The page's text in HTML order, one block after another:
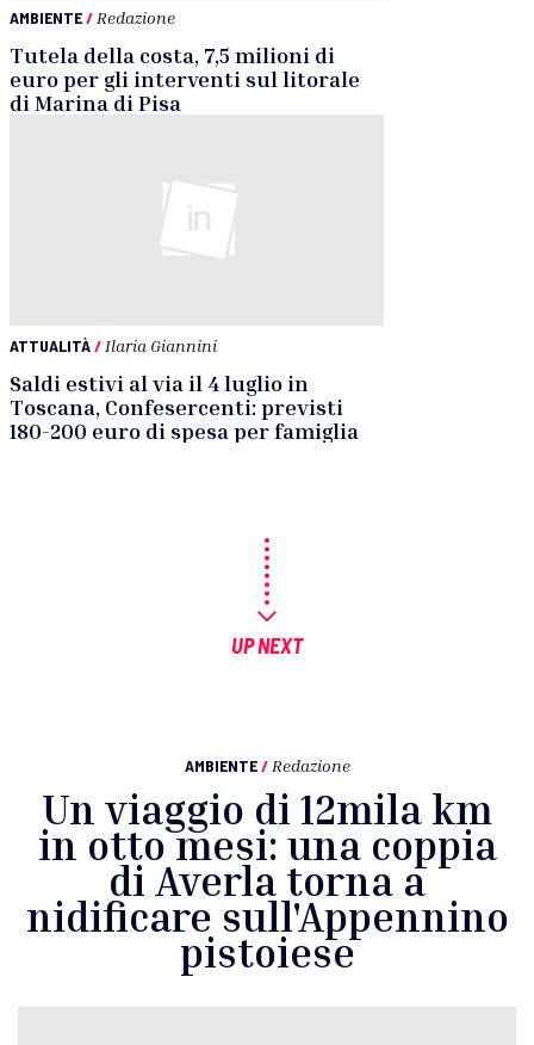
AMBIENTE/ Redazione
Tutela della costa, 7,5 milioni di
euro per gli interventi sul litorale
di Marina di Pisa
ATTUALITÀ/ Ilaria Giannini
Saldi estivi al via il 4 luglio in
Toscana, Confesercenti: previsti
180-200 euro di spesa per famiglia
UP NEXT
AMBIENTE / Redazione
Un viaggio di 12mila km
in otto mesi: una coppia
di Averla torna a
nidificare sull'Appennino
pistoiese